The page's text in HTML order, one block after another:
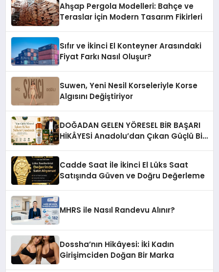
Ahşap Pergola Modelleri: Bahçe ve
Teraslar İçin Modern Tasarım Fikirleri
Sıfır ve İkinci El Konteyner Arasındaki
Fiyat Farkı Nasıl Oluşur?
Suwen, Yeni Nesil Korseleriyle Korse
Algısını Değiştiriyor
DOĞADAN GELEN YÖRESEL BİR BAŞARI
HİKÂYESİ Anadolu’dan Çıkan Güçlü Bir
Cadde Saat İle İkinci El Lüks Saat
Satışında Güven ve Doğru Değerleme
MHRS ile Nasıl Randevu Alınır?
Dossha’nın Hikâyesi: İki Kadın
Girişimciden Doğan Bir Marka